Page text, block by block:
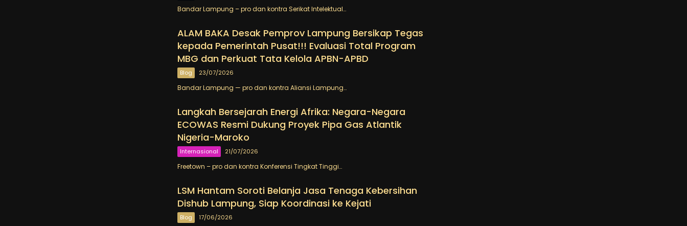
Bandar Lampung – pro dan kontra Serikat Intelektual…
ALAM BAKA Desak Pemprov Lampung Bersikap Tegas
kepada Pemerintah Pusat!!! Evaluasi Total Program
MBG dan Perkuat Tata Kelola APBN-APBD
Blog 23/07/2026
Bandar Lampung — pro dan kontra Aliansi Lampung…
Langkah Bersejarah Energi Afrika: Negara-Negara
ECOWAS Resmi Dukung Proyek Pipa Gas Atlantik
Nigeria-Maroko
Internasional 21/07/2026
Freetown – pro dan kontra Konferensi Tingkat Tinggi…
LSM Hantam Soroti Belanja Jasa Tenaga Kebersihan
Dishub Lampung, Siap Koordinasi ke Kejati
Blog 17/06/2026